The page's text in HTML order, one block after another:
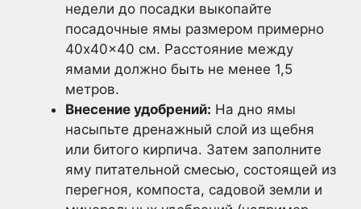
недели до посадки выкопайте
посадочные ямы размером примерно
40x40x40 см. Расстояние между
ямами должно быть не менее 1,5
метров.
Внесение удобрений: На дно ямы
насыпьте дренажный слой из щебня
или битого кирпича. Затем заполните
яму питательной смесью, состоящей из
перегноя, компоста, садовой земли и